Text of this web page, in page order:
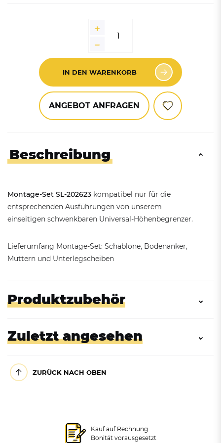
IN DEN WARENKORB
ANGEBOT ANFRAGEN
Beschreibung
Montage-Set SL-202623 kompatibel nur für die
entsprechenden Ausführungen von unserem
einseitigen schwenkbaren Universal-Höhenbegrenzer.
Lieferumfang Montage-Set: Schablone, Bodenanker,
Muttern und Unterlegscheiben
Produktzubehör
Einseitiger Universal-
Zuletzt angesehen
ZURÜCK NACH OBEN
Kauf auf Rechnung
Bonität vorausgesetzt